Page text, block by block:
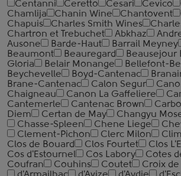
Centanni
Ceretto Cesari Cevico
Chamlija
Chanin Wine Chantovent
Chapuis
Charles Smith Wines
Chartron et Trebuchet
Abkhaz
Ausone
Barde-Haut Barrail Meyney
Beaumont
Beauregard Beausejour
Gloria
Belair Monange
Bellefont-
Beychevelle
Boyd-Cantenac
Brane-Cantenac
Calon Segur
Chaigneau
Canon La Gaffeliere
Cantemerle
Cantenac Brown
Diem
Certan de May Changyu
Chasse-Spleen
Chene Liege
Clement-Pichon
Clerc Milon
Clos de Bouard
Clos Fourtet Clos
Cos d'Estournel
Cos Labory
Cotes
Coufran
Couhins Coutet Croix de